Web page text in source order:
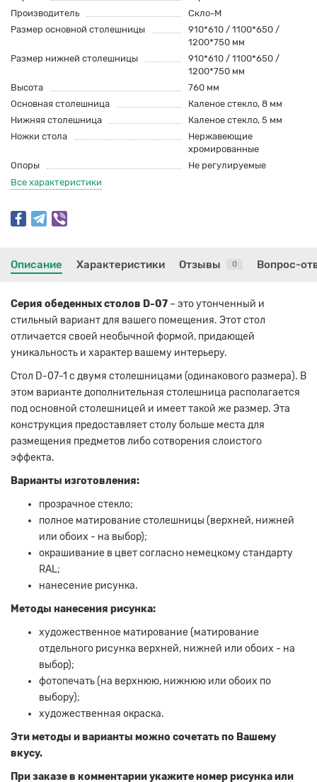
Производитель
Скло-М
Размер основной столешницы
910*610 / 1100*650 /
1200*750 мм
Размер нижней столешницы
910*610 / 1100*650 /
1200*750 мм
Высота
760 мм
Основная столешница
Каленое стекло, 8 мм
Нижняя столешница
Каленое стекло, 5 мм
Ножки стола
Нержавеющие
хромированные
Опоры
Не регулируемые
Все характеристики
Описание Характеристики Отзывы 0 Вопрос-
Серия обеденных столов D-07 – это утонченный и
стильный вариант для вашего помещения. Этот стол
отличается своей необычной формой, придающей
уникальность и характер вашему интерьеру.
Стол D-07-1 с двумя столешницами (одинакового размера). В
этом варианте дополнительная столешница располагается
под основной столешницей и имеет такой же размер. Эта
конструкция предоставляет столу больше места для
размещения предметов либо сотворения слоистого
эффекта.
Варианты изготовления:
прозрачное стекло;
полное матирование столешницы (верхней, нижней
или обоих - на выбор);
окрашивание в цвет согласно немецкому стандарту
RAL;
нанесение рисунка.
Методы нанесения рисунка:
художественное матирование (матирование
отдельного рисунка верхней, нижней или обоих - на
выбор);
фотопечать (на верхнюю, нижнюю или обоих по
выбору);
художественная окраска.
Эти методы и варианты можно сочетать по Вашему
вкусу.
При заказе в комментарии укажите номер рисунка или